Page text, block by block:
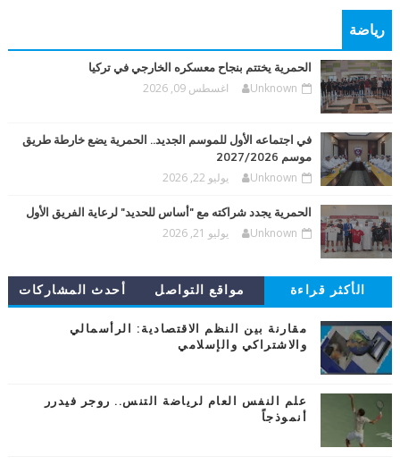
رياضة
الحمرية يختتم بنجاح معسكره الخارجي في تركيا
Unknown اغسطس 09, 2026
في اجتماعه الأول للموسم الجديد.. الحمرية يضع خارطة طريق
موسم 2027/2026
Unknown يوليو 22, 2026
الحمرية يجدد شراكته مع "أساس للحديد" لرعاية الفريق الأول
Unknown يوليو 21, 2026
الأكثر قراءة مواقع التواصل أحدث المشاركات
مقارنة بين النظم الاقتصادية: الرأسمالي
والاشتراكي والإسلامي
علم النفس العام لرياضة التنس.. روجر فيدرر
أنموذجاً